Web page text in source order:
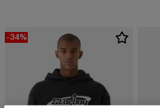
-34%